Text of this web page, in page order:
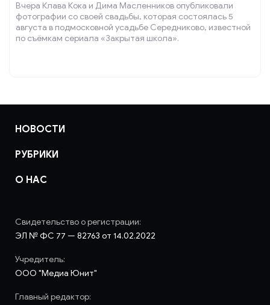
Вчера Клава Кока и Дима Масленников опубликовали
фотографии со своей свадьбы, которая состоялась 5
августа в подмосковной усадьбе Середниково, известной
по съёмкам сериала «Закрытая школа».
НОВОСТИ
РУБРИКИ
О НАС
Свидетельство о регистрации:
ЭЛ № ФС 77 — 82763 от 14.02.2022
Учредитель:
ООО "Медиа Юнит"
Главный редактор: